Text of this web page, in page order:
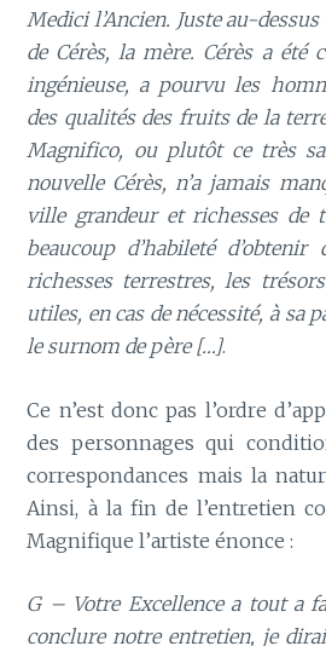
Medici l’Ancien. Juste au-
de Cérès, la mère. Cérès a été
ingénieuse, a pourvu les
des qualités des fruits de la
Magnifico, ou plutôt ce très
nouvelle Cérès, n’a jamais
ville grandeur et richesses de
beaucoup d’habileté
richesses terrestres, les
utiles, en cas de nécessité, à sa
le surnom de père […].
Ce n’est donc pas l’ordre
des personnages qui
correspondances mais la
Ainsi, à la fin de l’entretien
Magnifique l’artiste énonce :
G – Votre Excellence a tout a
conclure notre entretien, je